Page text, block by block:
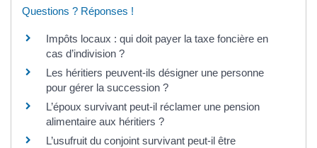
Questions ? Réponses !
Impôts locaux : qui doit payer la taxe foncière en
cas d’indivision ?
Les héritiers peuvent-ils désigner une personne
pour gérer la succession ?
L’époux survivant peut-il réclamer une pension
alimentaire aux héritiers ?
L’usufruit du conjoint survivant peut-il être